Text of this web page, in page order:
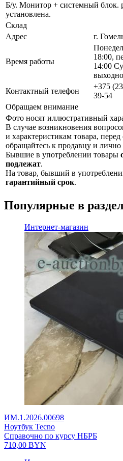
Б/у. Монитор + системный блок.
установлена.
Склад
Адрес
г.
Время работы
18:00,
14:00
Контактный телефон
+375
39-54
Обращаем внимание
Фото носят иллюстративный
В случае возникновения
и характеристикам товара,
обращайтесь к продавцу и лично
Бывшие в употреблении товары
подлежат.
На товар, бывший в
гарантийный срок.
Популярные в
Интернет-магазин
ИМ.1.2026.00698
Ноутбук Tecno
Справочно по курсу НБРБ
710,00 BYN